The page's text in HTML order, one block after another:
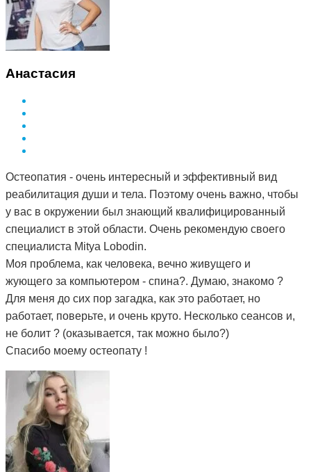
Анастасия
Остеопатия - очень интересный и эффективный вид
реабилитация души и тела. Поэтому очень важно, чтобы
у вас в окружении был знающий квалифицированный
специалист в этой области. Очень рекомендую своего
специалиста Mitya Lobodin.
Моя проблема, как человека, вечно живущего и
жующего за компьютером - спина?. Думаю, знакомо ?
Для меня до сих пор загадка, как это работает, но
работает, поверьте, и очень круто. Несколько сеансов и,
не болит ? (оказывается, так можно было?)
Спасибо моему остеопату !